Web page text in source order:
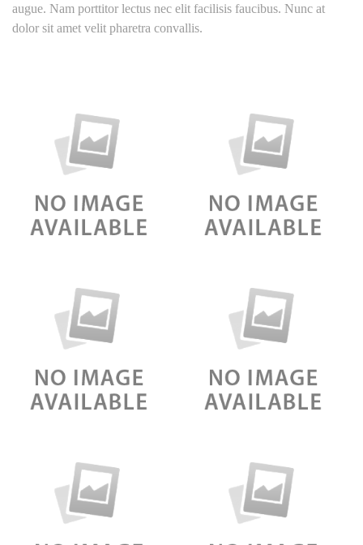
augue. Nam porttitor lectus nec elit facilisis faucibus. Nunc at
dolor sit amet velit pharetra convallis.